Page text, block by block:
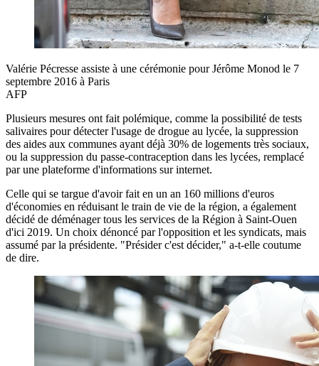
Valérie Pécresse assiste à une cérémonie pour Jérôme Monod le 7
septembre 2016 à Paris
AFP
Plusieurs mesures ont fait polémique, comme la possibilité de tests
salivaires pour détecter l'usage de drogue au lycée, la suppression
des aides aux communes ayant déjà 30% de logements très sociaux,
ou la suppression du passe-contraception dans les lycées, remplacé
par une plateforme d'informations sur internet.
Celle qui se targue d'avoir fait en un an 160 millions d'euros
d'économies en réduisant le train de vie de la région, a également
décidé de déménager tous les services de la Région à Saint-Ouen
d'ici 2019. Un choix dénoncé par l'opposition et les syndicats, mais
assumé par la présidente. "Présider c'est décider," a-t-elle coutume
de dire.